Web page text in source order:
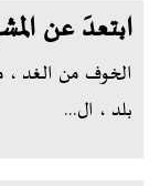
ابتعدَ عن
الخوف من الغد ،
بلد ، ال...